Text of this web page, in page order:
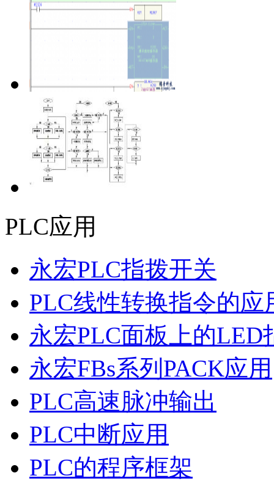
PLC应用
永宏PLC指拨开关
PLC线性转换指令的应
永宏PLC面板上的LED
永宏FBs系列PACK应用
PLC高速脉冲输出
PLC中断应用
PLC的程序框架